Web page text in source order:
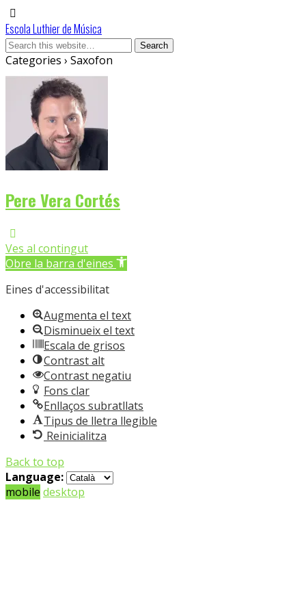
Escola Luthier de Música
Categories › Saxofon
Pere Vera Cortés
Ves al contingut
Obre la barra d'eines
Eines d'accessibilitat
Augmenta el text
Disminueix el text
Escala de grisos
Contrast alt
Contrast negatiu
Fons clar
Enllaços subratllats
Tipus de lletra llegible
Reinicialitza
Back to top
Language:
mobile desktop